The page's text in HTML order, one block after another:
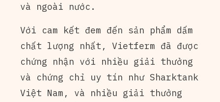
và ngoài nước.
Với cam kết đem đến sản phẩm dấm
chất lượng nhất, Vietferm đã được
chứng nhận với nhiều giải thưởng
và chứng chỉ uy tín như Sharktank
Việt Nam, và nhiều giải thưởng